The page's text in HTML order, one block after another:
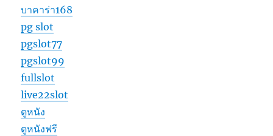
บาคาร่า168
pg slot
pgslot77
pgslot99
fullslot
live22slot
ดูหนัง
ดูหนังฟรี